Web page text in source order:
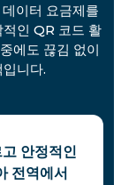
이터 요금제를
인 QR 코드 활
에도 끊김 없이
니다.
안정적인
전역에서